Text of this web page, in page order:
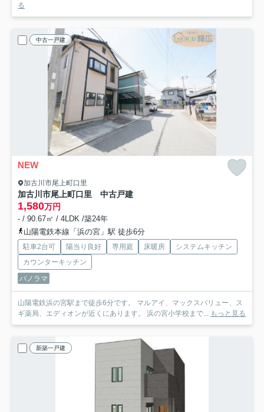
る
中古一戸建
NEW
加古川市尾上町口里
加古川市尾上町口里 中古戸建
1,580万円
- / 90.67㎡ / 4LDK /築24年
山陽電鉄本線「浜の宮」駅 徒歩6分
駐車2台可 陽当り良好 専用庭 床暖房
システムキッチン
カウンターキッチン
パノラマ
山陽電鉄浜の宮駅まで徒歩6分です。 マルアイ、マックスバリュー、ス
ギ薬局、エディオンが近くにあります。 浜の宮小学校まで...
もっと見る
新築一戸建